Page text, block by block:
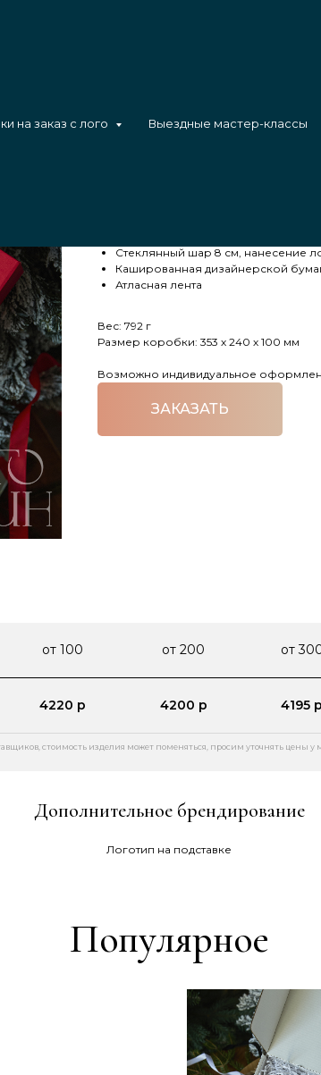
на заказ с лого Выездные мастер-классы
Стеклянный шар 8 см, нанесение
Кашированная дизайнерской
Атласная лента
Вес: 792 г
Размер коробки: 353 х 240 х 100 мм
Возможно индивидуальное
ЗАКАЗАТЬ
от 100 от 200 от
4220 р 4200 р 4195 р
стоимость изделия может поменяться, просим уточнять цены у
Дополнительное брендирование
Логотип на подставке
Популярное